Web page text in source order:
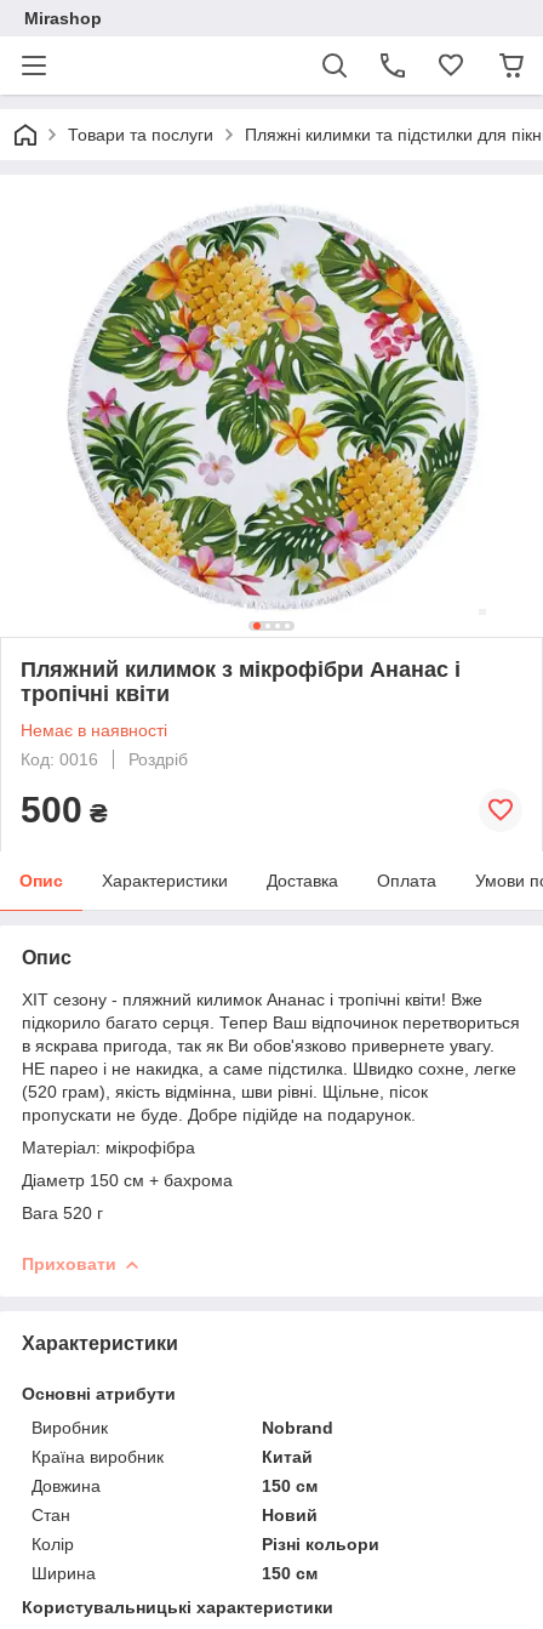
Mirashop
Товари та послуги Пляжні килимки та підстилки для
Пляжний килимок з мікрофібри Ананас і
тропічні квіти
Немає в наявності
Код: 0016
Роздріб
500 ₴
Опис Характеристики Доставка Оплата Умови
Опис
ХІТ сезону - пляжний килимок Ананас і тропічні квіти! Вже
підкорило багато серця. Тепер Ваш відпочинок перетвориться
в яскрава пригода, так як Ви обов'язково привернете увагу.
НЕ парео і не накидка, а саме підстилка. Швидко сохне, легке
(520 грам), якість відмінна, шви рівні. Щільне, пісок
пропускати не буде. Добре підійде на подарунок.
Матеріал: мікрофібра
Діаметр 150 см + бахрома
Вага 520 г
Приховати
Характеристики
Основні атрибути
Виробник
Nobrand
Країна виробник
Китай
Довжина
150 см
Стан
Новий
Колір
Різні кольори
Ширина
150 см
Користувальницькі характеристики